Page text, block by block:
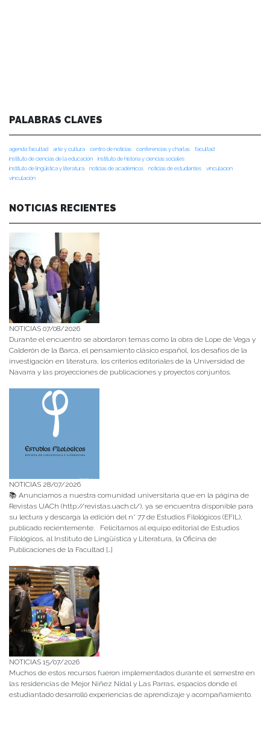
PALABRAS CLAVES
agenda facultad arte y cultura centro de noticias conferencias y charlas
facultad
instituto de ciencias de la educación
instituto de historia y ciencias sociales
instituto de lingüística y literatura
noticias de académicos noticias de estudiantes
vinculacion
vinculación
NOTICIAS RECIENTES
NOTICIAS 07/08/2026
Durante el encuentro se abordaron temas como la obra de Lope de Vega y
Calderón de la Barca, el pensamiento clásico español, los desafíos de la
investigación en literatura, los criterios editoriales de la Universidad de
Navarra y las proyecciones de publicaciones y proyectos conjuntos.
NOTICIAS 28/07/2026
📚 Anunciamos a nuestra comunidad universitaria que en la página de
Revistas UACh (http://revistas.uach.cl/), ya se encuentra disponible para
su lectura y descarga la edición del n° 77 de Estudios Filológicos (EFIL),
publicado recientemente. Felicitamos al equipo editorial de Estudios
Filológicos, al Instituto de Lingüística y Literatura, la Oficina de
Publicaciones de la Facultad […]
NOTICIAS 15/07/2026
Muchos de estos recursos fueron implementados durante el semestre en
las residencias de Mejor Niñez Nidal y Las Parras, espacios donde el
estudiantado desarrolló experiencias de aprendizaje y acompañamiento.